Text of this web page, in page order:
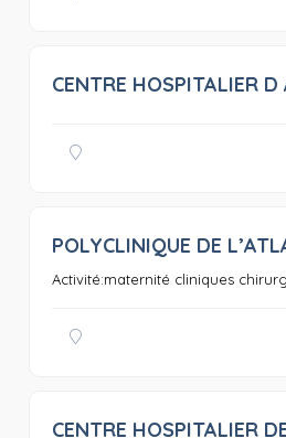
CENTRE HOSPITALIER D
POLYCLINIQUE DE
Activité:maternité cliniques
CENTRE HOSPITALIER